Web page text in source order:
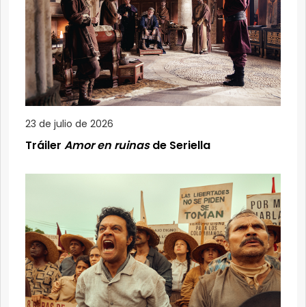
23 de julio de 2026
Tráiler Amor en ruinasde Seriella